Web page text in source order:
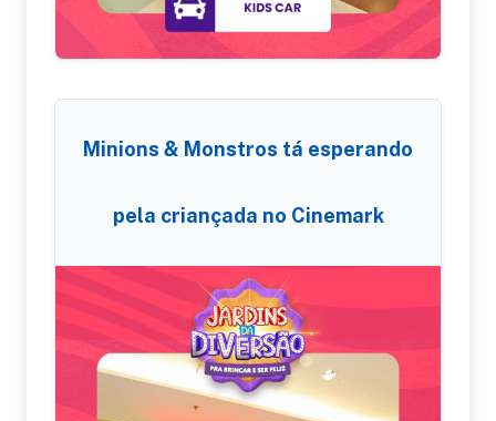
Minions & Monstros tá esperando
pela criançada no Cinemark